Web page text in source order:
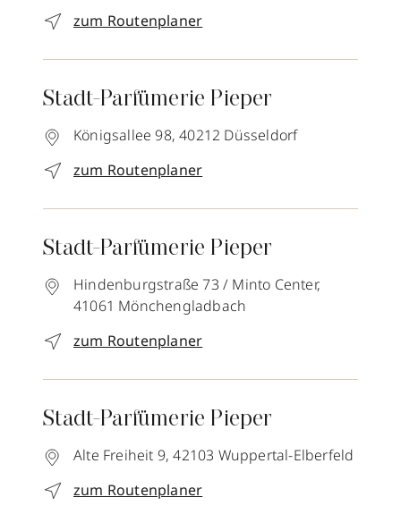
zum Routenplaner
Stadt-Parfümerie Pieper
Königsallee 98, 40212 Düsseldorf
zum Routenplaner
Stadt-Parfümerie Pieper
Hindenburgstraße 73 / Minto Center,
41061 Mönchengladbach
zum Routenplaner
Stadt-Parfümerie Pieper
Alte Freiheit 9, 42103 Wuppertal-Elberfeld
zum Routenplaner